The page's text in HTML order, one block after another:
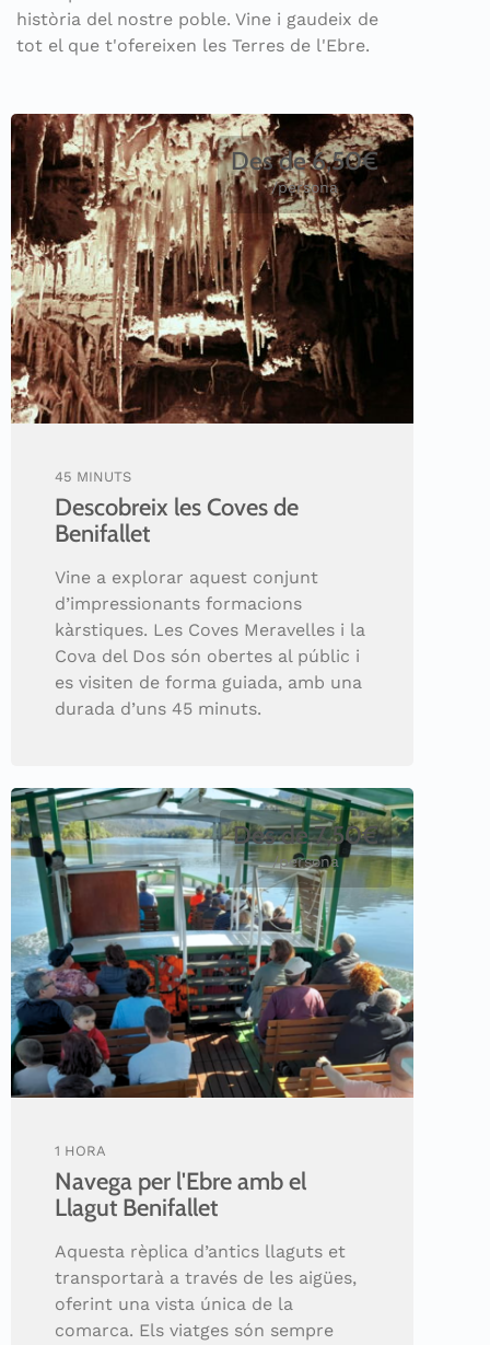
història del nostre poble. Vine i gaudeix de
tot el que t'ofereixen les Terres de l'Ebre.
Des de 6,50€
/persona
45 MINUTS
Descobreix les Coves de
Benifallet
Vine a explorar aquest conjunt
d’impressionants formacions
kàrstiques. Les Coves Meravelles i la
Cova del Dos són obertes al públic i
es visiten de forma guiada, amb una
durada d’uns 45 minuts.
Des de 7,50€
/persona
1 HORA
Navega per l'Ebre amb el
Llagut Benifallet
Aquesta rèplica d’antics llaguts et
transportarà a través de les aigües,
oferint una vista única de la
comarca. Els viatges són sempre